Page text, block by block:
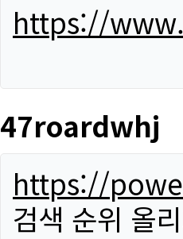
https://
47roardwhj
https://
검색 순위 올